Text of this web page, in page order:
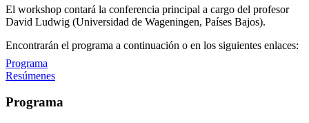
El workshop contará la conferencia principal a cargo del profesor
David Ludwig (Universidad de Wageningen, Países Bajos).
Encontrarán el programa a continuación o en los siguientes enlaces:
Programa
Resúmenes
Programa